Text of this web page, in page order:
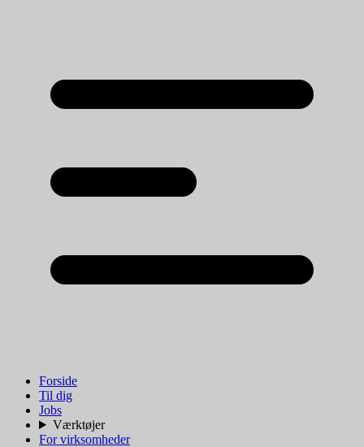
Forside
Til dig
Jobs
Værktøjer
For virksomheder